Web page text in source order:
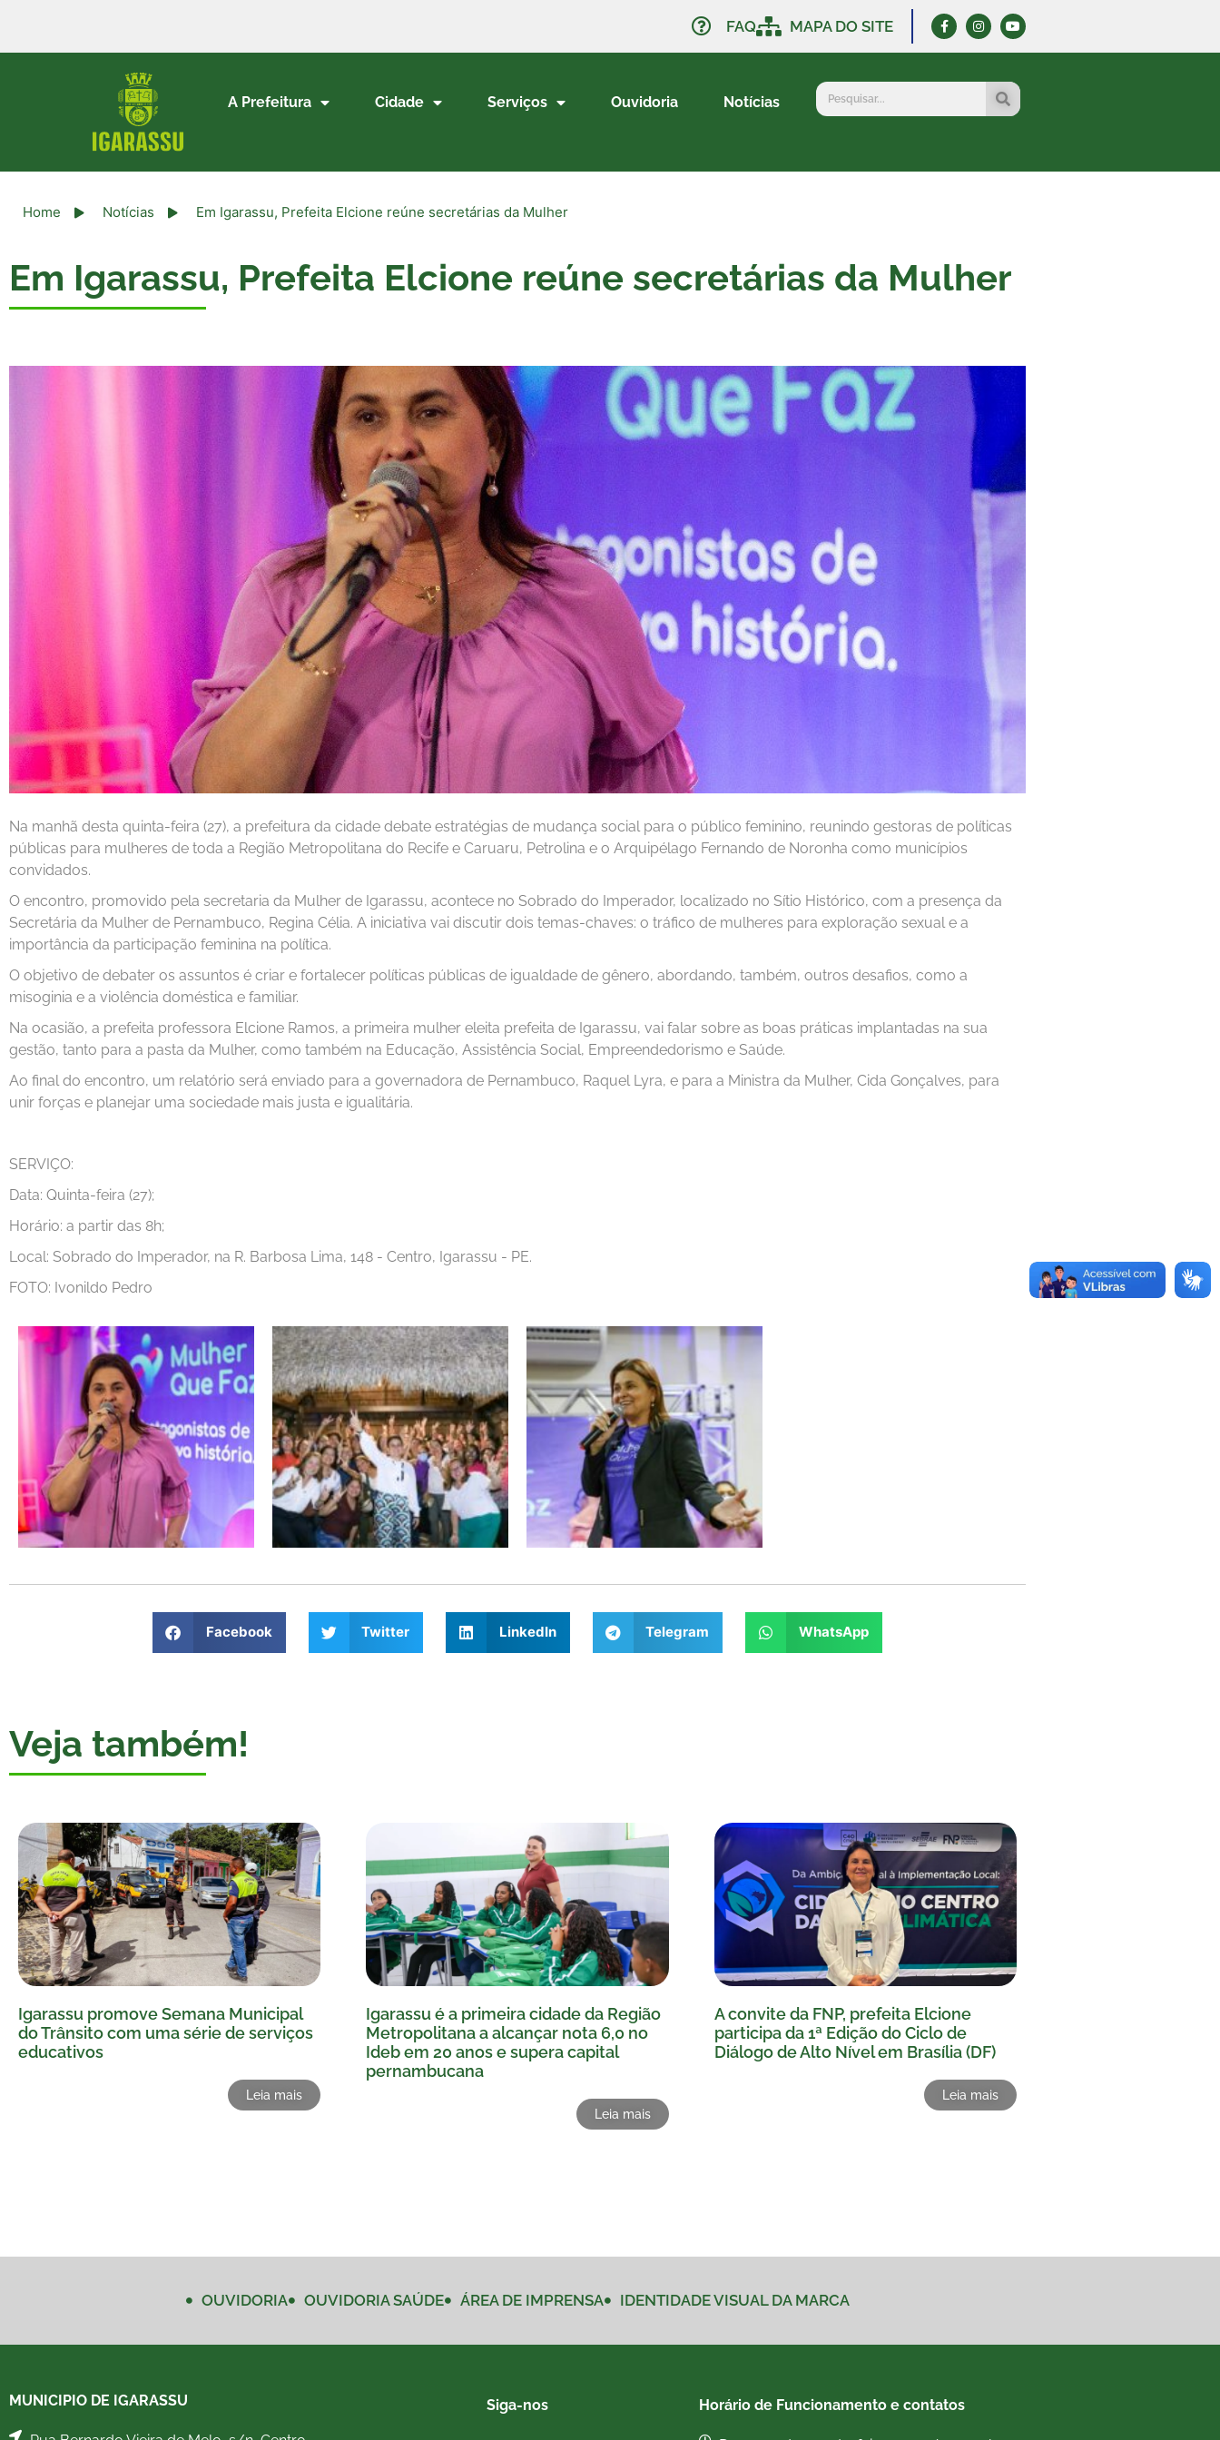
FAQ MAPA DO SITE
A Prefeitura Cidade Serviços Ouvidoria Notícias
Home Notícias Em Igarassu, Prefeita Elcione reúne secretárias da Mulher
Em Igarassu, Prefeita Elcione reúne secretárias da Mulher
Na manhã desta quinta-feira (27), a prefeitura da cidade debate estratégias de mudança social para o público feminino, reunindo gestoras de políticas
públicas para mulheres de toda a Região Metropolitana do Recife e Caruaru, Petrolina e o Arquipélago Fernando de Noronha como municípios
convidados.
O encontro, promovido pela secretaria da Mulher de Igarassu, acontece no Sobrado do Imperador, localizado no Sítio Histórico, com a presença da
Secretária da Mulher de Pernambuco, Regina Célia. A iniciativa vai discutir dois temas-chaves: o tráfico de mulheres para exploração sexual e a
importância da participação feminina na política.
O objetivo de debater os assuntos é criar e fortalecer políticas públicas de igualdade de gênero, abordando, também, outros desafios, como a
misoginia e a violência doméstica e familiar.
Na ocasião, a prefeita professora Elcione Ramos, a primeira mulher eleita prefeita de Igarassu, vai falar sobre as boas práticas implantadas na sua
gestão, tanto para a pasta da Mulher, como também na Educação, Assistência Social, Empreendedorismo e Saúde.
Ao final do encontro, um relatório será enviado para a governadora de Pernambuco, Raquel Lyra, e para a Ministra da Mulher, Cida Gonçalves, para
unir forças e planejar uma sociedade mais justa e igualitária.
SERVIÇO:
Data: Quinta-feira (27);
Horário: a partir das 8h;
Local: Sobrado do Imperador, na R. Barbosa Lima, 148 - Centro, Igarassu - PE.
FOTO: Ivonildo Pedro
Facebook Twitter LinkedIn Telegram WhatsApp
Veja também!
Igarassu promove Semana Municipal
do Trânsito com uma série de serviços
educativos
Leia mais
Igarassu é a primeira cidade da Região
Metropolitana a alcançar nota 6,0 no
Ideb em 20 anos e supera capital
pernambucana
Leia mais
A convite da FNP, prefeita Elcione
participa da 1ª Edição do Ciclo de
Diálogo de Alto Nível em Brasília (DF)
Leia mais
OUVIDORIA OUVIDORIA SAÚDE ÁREA DE IMPRENSA IDENTIDADE VISUAL DA MARCA
MUNICIPIO DE IGARASSU Siga-nos Horário de Funcionamento e contatos